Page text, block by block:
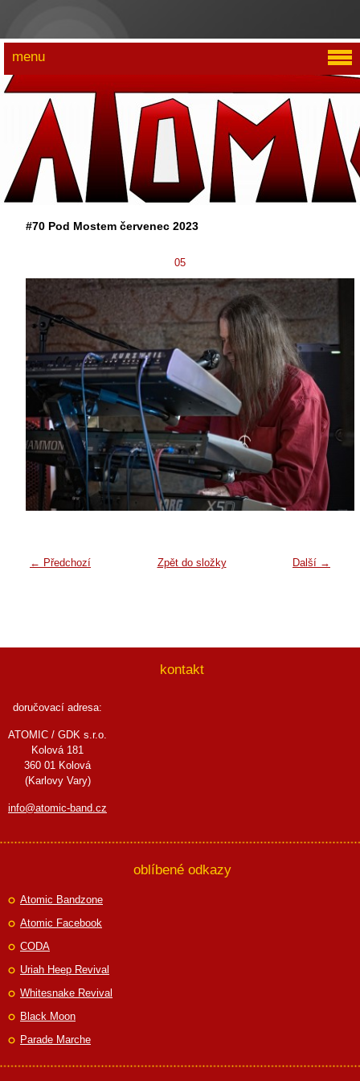
#70 Pod Mostem červenec 2023
05
← Předchozí Další →
Zpět do složky
menu
kontakt
doručovací adresa:
ATOMIC / GDK s.r.o.
Kolová 181
360 01 Kolová
(Karlovy Vary)
info@atomic-band.cz
oblíbené odkazy
Atomic Bandzone
Atomic Facebook
CODA
Uriah Heep Revival
Whitesnake Revival
Black Moon
Parade Marche